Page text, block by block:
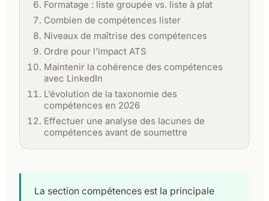
Formatage : liste groupée vs. liste à plat
Combien de compétences lister
Niveaux de maîtrise des compétences
Ordre pour l’impact ATS
Maintenir la cohérence des compétences
avec LinkedIn
L’évolution de la taxonomie des
compétences en 2026
Effectuer une analyse des lacunes de
compétences avant de soumettre
La section compétences est la principale